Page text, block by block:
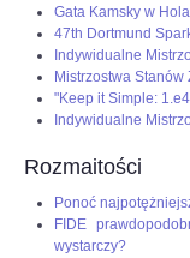
FILMIKI
Z
SZACHIŚCI
ZDJĘCIA
Gata Kamsky w
47th Dortmund
Indywidualne
Mistrzostwa
"Keep it Simple:
Indywidualne
Rozmaitości
Ponoć
FIDE
wystarczy?